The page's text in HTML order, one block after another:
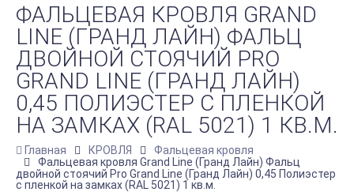
ФАЛЬЦЕВАЯ КРОВЛЯ GRAND
LINE (ГРАНД ЛАЙН) ФАЛЬЦ
ДВОЙНОЙ СТОЯЧИЙ PRO
GRAND LINE (ГРАНД ЛАЙН)
0,45 ПОЛИЭСТЕР С ПЛЕНКОЙ
НА ЗАМКАХ (RAL 5021) 1 КВ.М.
Главная КРОВЛЯ
Фальцевая кровля
Фальцевая кровля Grand Line (Гранд Лайн) Фальц
двойной стоячий Pro Grand Line (Гранд Лайн) 0,45 Полиэстер
с пленкой на замках (RAL 5021) 1 кв.м.